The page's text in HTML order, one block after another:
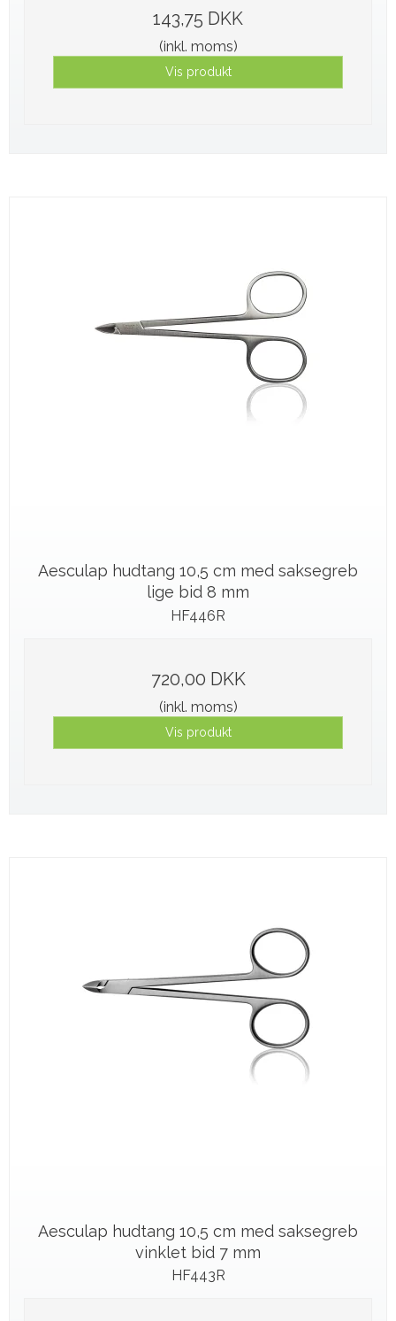
143,75 DKK
(inkl. moms)
Vis produkt
Aesculap hudtang 10,5 cm med saksegreb
lige bid 8 mm
HF446R
720,00 DKK
(inkl. moms)
Vis produkt
Aesculap hudtang 10,5 cm med saksegreb
vinklet bid 7 mm
HF443R